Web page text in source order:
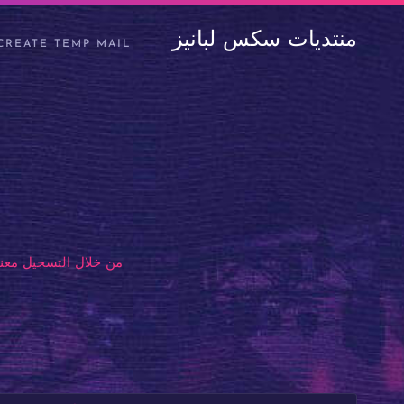
منتديات سكس لبانيز TEMP MAIL
من خلال التسجيل